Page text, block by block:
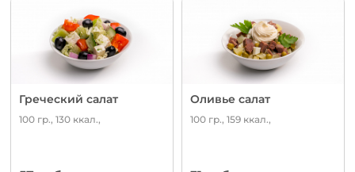
Греческий салат
100 гр., 130 ккал.,
Оливье салат
100 гр., 159 ккал.,